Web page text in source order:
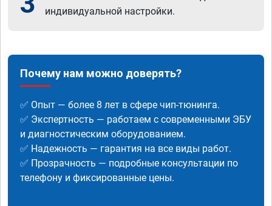
индивидуальной настройки.
Почему нам можно доверять?
✅ Опыт — более 8 лет в сфере чип-тюнинга.
✅ Экспертность — работаем с современными ЭБУ
и диагностическим оборудованием.
✅ Надежность — гарантия на все виды работ.
✅ Прозрачность — подробные консультации по
телефону и фиксированные цены.